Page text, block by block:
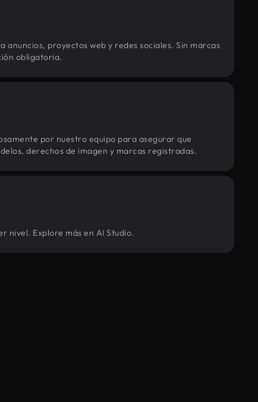
anuncios, proyectos web y redes sociales. Sin marcas
obligatoria.
por nuestro equipo para asegurar que
derechos de imagen y marcas registradas.
nivel. Explore más en AI Studio.